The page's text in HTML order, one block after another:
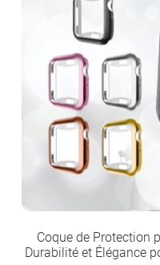
Coque de Protection
Durabilité et Élégance